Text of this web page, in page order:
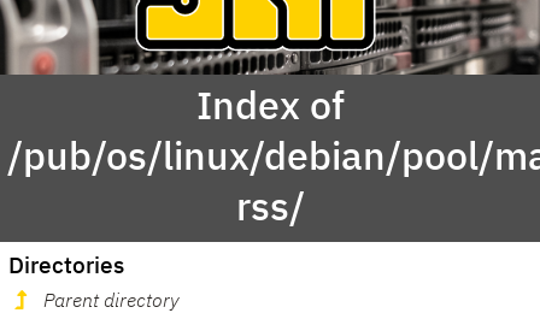
Index of
/pub/os/linux/debian/pool/
rss/
Directories
Parent directory